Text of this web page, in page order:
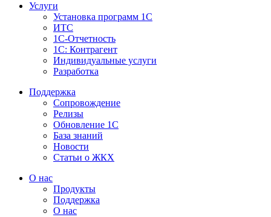
Услуги
Установка программ 1С
ИТС
1С-Отчетность
1С: Контрагент
Индивидуальные услуги
Разработка
Поддержка
Сопровождение
Релизы
Обновление 1С
База знаний
Новости
Статьи о ЖКХ
О нас
Продукты
Поддержка
О нас